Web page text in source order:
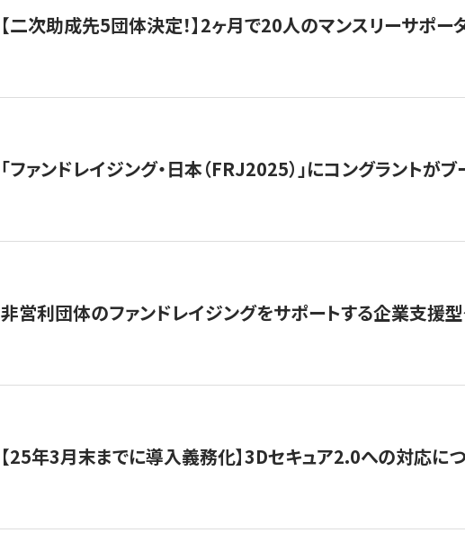
【二次助成先5団体決定！】2ヶ月で20人のマンスリーサポ
「ファンドレイジング・日本（FRJ2025）」にコングラントが
非営利団体のファンドレイジングをサポートする企業支援型
【25年3月末までに導入義務化】3Dセキュア2.0への対応に